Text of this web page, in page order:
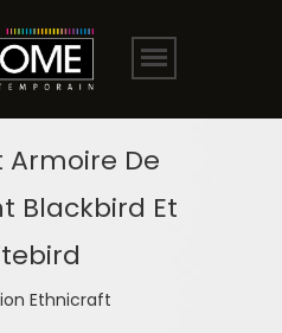
De
Blackbird Et
Ethnicraft